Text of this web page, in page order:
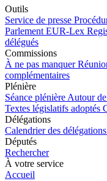
Outils
Service de presse
Parlement EUR-Lex
délégués
Commissions
À ne pas manquer
complémentaires
Plénière
Séance plénière Autour
Textes législatifs adoptés
Délégations
Calendrier des délégations
Députés
Rechercher
À votre service
Accueil